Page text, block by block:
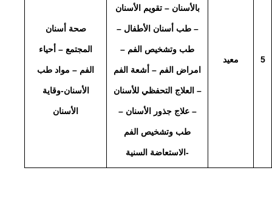
5 معيد
بالأسنان – تقويم الأسنان
– طب أسنان الأطفال –
طب وتشخيص الفم –
امراض الفم – أشعة الفم
– العلاج التحفظي للأسنان
– علاج جذور الأسنان –
طب وتشخيص الفم
-الاستعاضة السنية
صحة أسنان
المجتمع – أحياء
الفم – مواد طب
الأسنان-وقاية
الأسنان